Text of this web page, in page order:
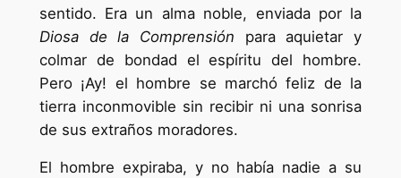
sentido. Era un alma noble, enviada por la
Diosa de la Comprensión para aquietar y
colmar de bondad el espíritu del hombre.
Pero ¡Ay! el hombre se marchó feliz de la
tierra inconmovible sin recibir ni una sonrisa
de sus extraños moradores.
El hombre expiraba, y no había nadie a su